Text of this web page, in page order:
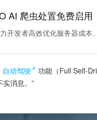
AI 爬虫处置免费启用
开发者高效优化服务器成本
自动驾驶
功能（Full Self-
消息。”